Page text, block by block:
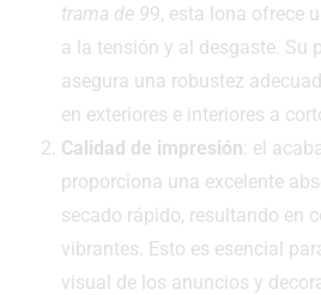
trama de 99, esta lona ofrece
a la tensión y al desgaste. Su
asegura una robustez
en exteriores e interiores a
Calidad de impresión: el
proporciona una excelente
secado rápido, resultando en
vibrantes. Esto es esencial
visual de los anuncios y